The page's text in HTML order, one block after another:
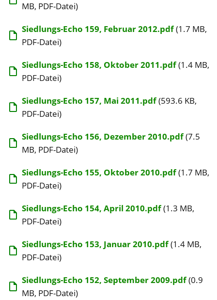
MB, PDF-Datei)
Siedlungs-Echo 159, Februar 2012.pdf(1.7 MB,
PDF-Datei)
Siedlungs-Echo 158, Oktober 2011.pdf(1.4 MB,
PDF-Datei)
Siedlungs-Echo 157, Mai 2011.pdf(593.6 KB,
PDF-Datei)
Siedlungs-Echo 156, Dezember 2010.pdf(7.5
MB, PDF-Datei)
Siedlungs-Echo 155, Oktober 2010.pdf(1.7 MB,
PDF-Datei)
Siedlungs-Echo 154, April 2010.pdf(1.3 MB,
PDF-Datei)
Siedlungs-Echo 153, Januar 2010.pdf(1.4 MB,
PDF-Datei)
Siedlungs-Echo 152, September 2009.pdf(0.9
MB, PDF-Datei)